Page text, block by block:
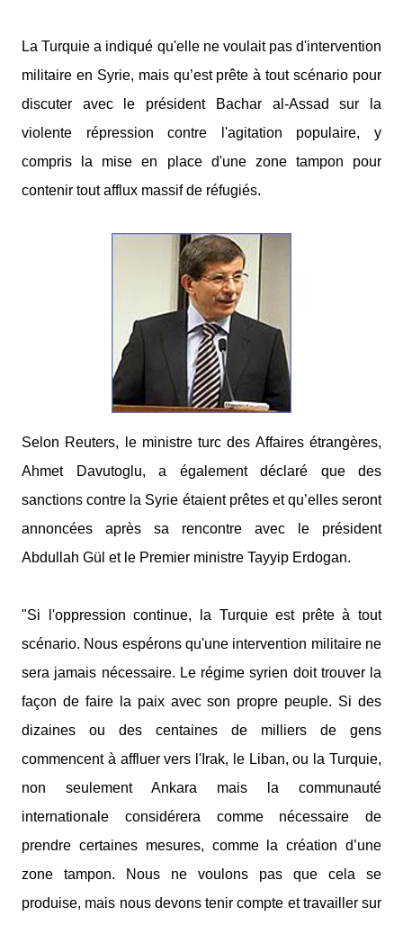
La Turquie a indiqué qu'elle ne voulait pas d'intervention
militaire en Syrie, mais qu’est prête à tout scénario pour
discuter avec le président Bachar al-Assad sur la
violente répression contre l'agitation populaire, y
compris la mise en place d'une zone tampon pour
contenir tout afflux massif de réfugiés.
Selon Reuters, le ministre turc des Affaires étrangères,
Ahmet Davutoglu, a également déclaré que des
sanctions contre la Syrie étaient prêtes et qu’elles seront
annoncées après sa rencontre avec le président
Abdullah Gül et le Premier ministre Tayyip Erdogan.
"Si l'oppression continue, la Turquie est prête à tout
scénario. Nous espérons qu'une intervention militaire ne
sera jamais nécessaire. Le régime syrien doit trouver la
façon de faire la paix avec son propre peuple. Si des
dizaines ou des centaines de milliers de gens
commencent à affluer vers l'Irak, le Liban, ou la Turquie,
non seulement Ankara mais la communauté
internationale considérera comme nécessaire de
prendre certaines mesures, comme la création d’une
zone tampon. Nous ne voulons pas que cela se
produise, mais nous devons tenir compte et travailler sur